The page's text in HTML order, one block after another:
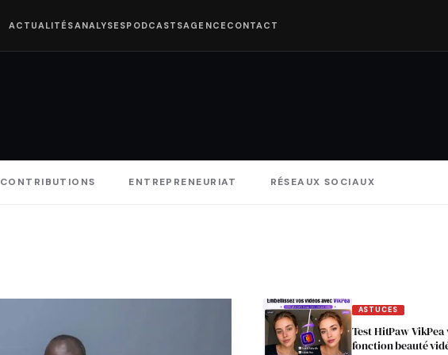
ACTUALITÉSANALYSESPODCASTSAGENCE CONTACT
CONTRIBUTIONS ENTREPRENEURIAT RÉSEAUX SOCIAUX
ASTUCES
Test HitPaw
fonction beauté